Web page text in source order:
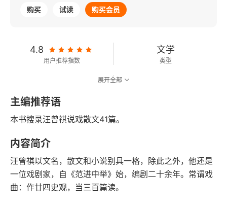
购买 试读 购买会员
4.8
用户推荐指数
文学
类型
105千字
字数
展开全部
主编推荐语
本书搜录汪曾祺说戏散文41篇。
内容简介
汪曾祺以文名，散文和小说别具一格，除此之外，他还是
一位戏剧家，自《范进中举》始，编剧二十余年。常谓戏
曲：作廿四史观，当三百篇读。